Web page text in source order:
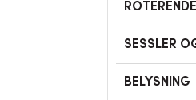
SESSLER
BELYSNING